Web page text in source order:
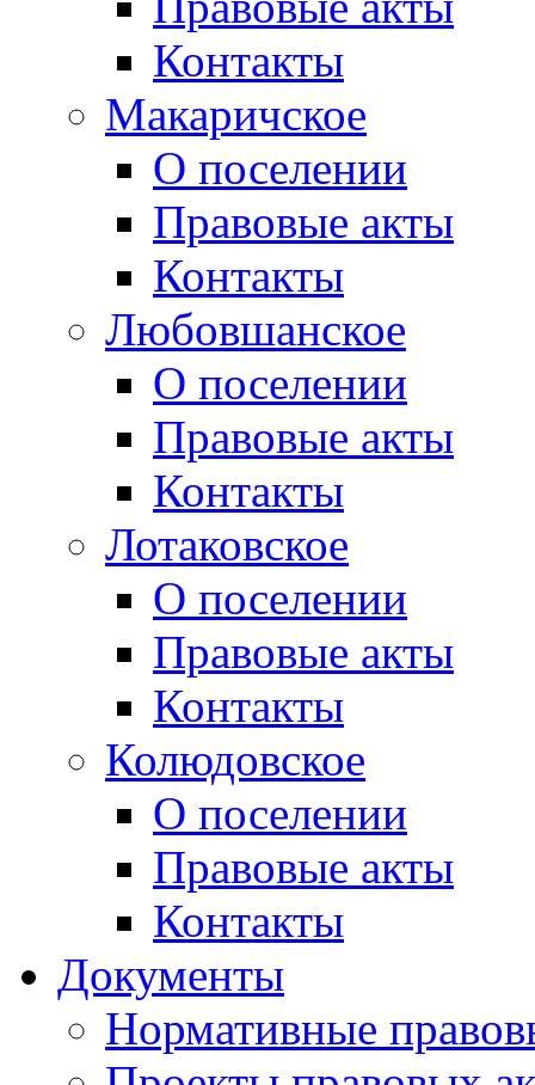
Контакты
Макаричское
О поселении
Правовые акты
Контакты
Любовшанское
О поселении
Правовые акты
Контакты
Лотаковское
О поселении
Правовые акты
Контакты
Колюдовское
О поселении
Правовые акты
Контакты
Документы
Нормативные